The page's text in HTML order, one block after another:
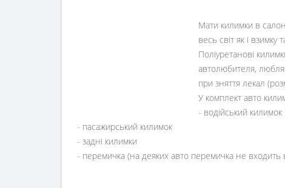
Мати килимки в
весь світ як і
Поліуретанові
автолюбителя,
при зняття лекал
У комплект авто
- водійський килимок
- пасажирський килимок
- задні килимки
- перемичка (на деяких авто перемичка не входить